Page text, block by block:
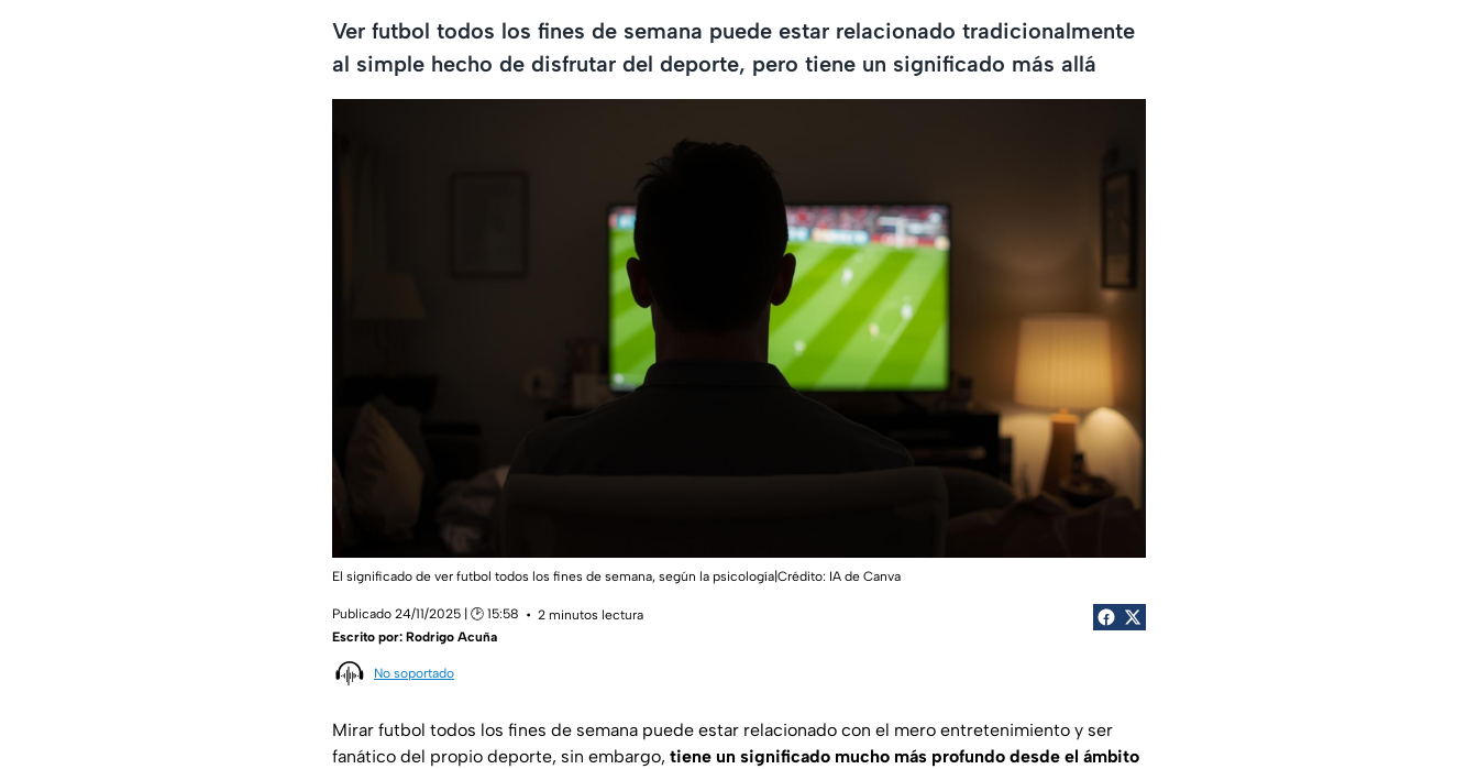
Ver futbol todos los fines de semana puede estar relacionado tradicionalmente
al simple hecho de disfrutar del deporte, pero tiene un significado más allá
El significado de ver futbol todos los fines de semana, según la psicología|Crédito: IA de Canva
Publicado 24/11/2025 | 🕑 15:58
2 minutos lectura
Escrito por: Rodrigo Acuña
No soportado
Mirar futbol todos los fines de semana puede estar relacionado con el mero entretenimiento y ser
fanático del propio deporte, sin embargo, tiene un significado mucho más profundo desde el ámbito